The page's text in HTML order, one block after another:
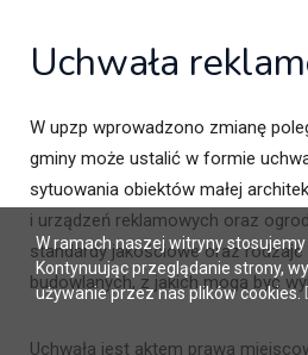
Uchwała
W upzp wprowadzono zmianę
gminy może ustalić w formie
sytuowania obiektów małej
i urządzeń reklamowych oraz
standardy jakościowe oraz rodzaje
budowlanych, z jakich mogą być
Uchwała jest aktem prawa
W ramach naszej witryny stosujemy
Kontynuując przeglądanie strony,
używanie przez nas plików cookies.